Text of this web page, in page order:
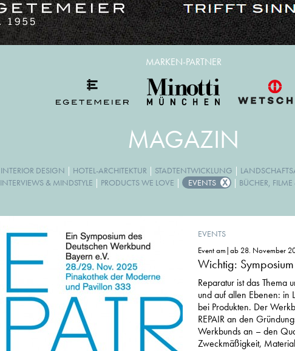
MAGAZIN
INTERIOR DESIGN | HOTEL-ARCHITEKTUR | STADTENTWICKLUNG |
INTERVIEWS & MINDSTYLE | PRODUCTS WE LOVE | EVENTS | BÜCHER,
EVENTS
Event am|ab 28. November
Wichtig: Symposium
Reparatur ist das Thema
und auf allen Ebenen: in
bei Produkten. Der
REPAIR an den
Werkbunds an – den
Zweckmäßigkeit,